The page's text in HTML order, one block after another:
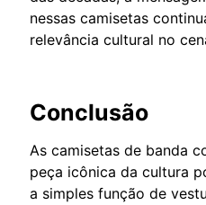
nessas camisetas
relevância cultural no
Conclusão
As camisetas de banda
peça icônica da cultura
a simples função de